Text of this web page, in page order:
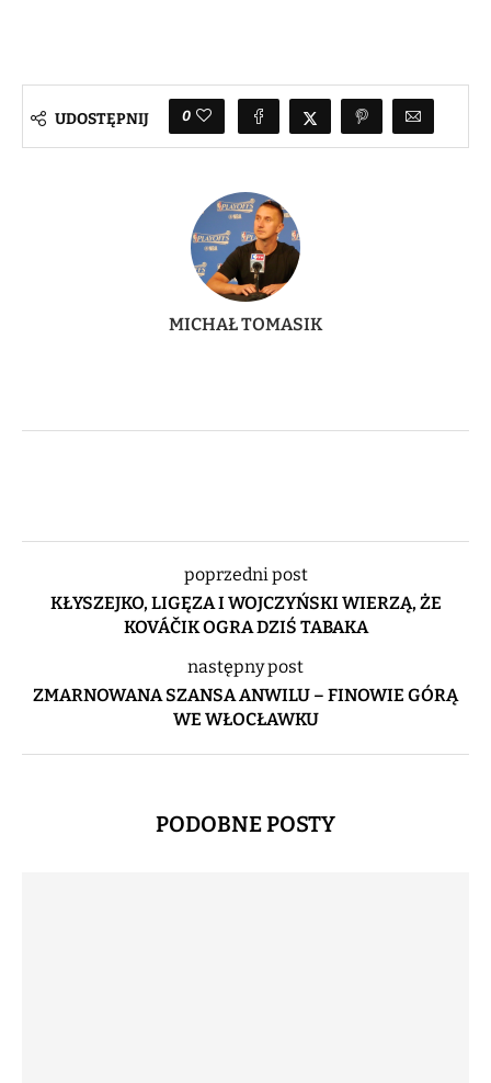
UDOSTĘPNIJ 0
MICHAŁ TOMASIK
poprzedni post
KŁYSZEJKO, LIGĘZA I WOJCZYŃSKI WIERZĄ, ŻE
KOVÁČIK OGRA DZIŚ TABAKA
następny post
ZMARNOWANA SZANSA ANWILU – FINOWIE GÓRĄ
WE WŁOCŁAWKU
PODOBNE POSTY